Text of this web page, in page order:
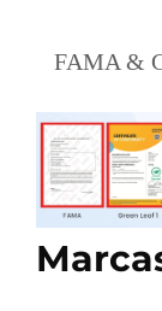
FAMA &